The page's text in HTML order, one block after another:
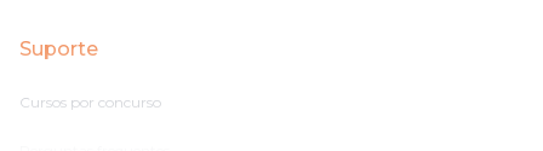
Suporte
Cursos por concurso